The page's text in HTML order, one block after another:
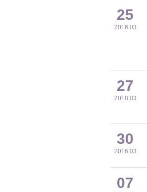
25
2016.03
27
2018.03
30
2016.03
07